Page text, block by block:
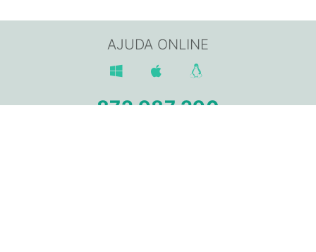
AJUDA ONLINE
872 987 290